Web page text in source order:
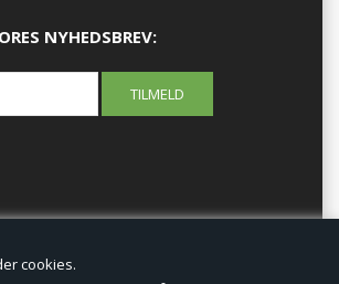
anvender cookies.
NYHEDSBREV: